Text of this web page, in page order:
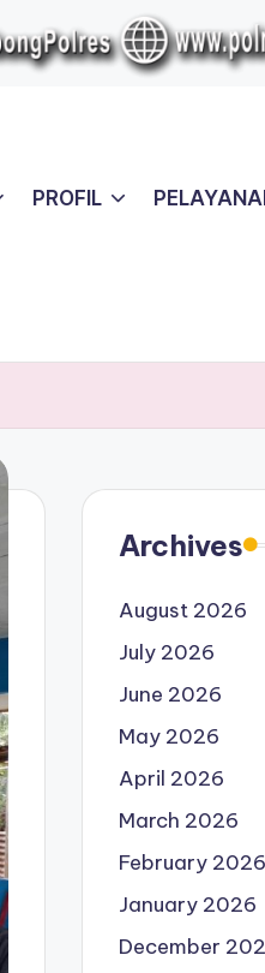
PROFIL
Archives
August 2026
July 2026
June 2026
May 2026
April 2026
March 2026
February 2026
January 2026
December